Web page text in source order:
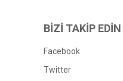
BİZİ TAKİP EDİN
Facebook
Twitter